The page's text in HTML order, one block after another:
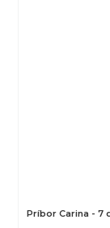
Príbor Carina - 7